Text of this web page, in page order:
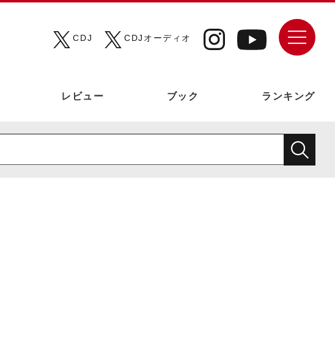
CDJ
CDJオーディオ
レビュー ブック ランキング